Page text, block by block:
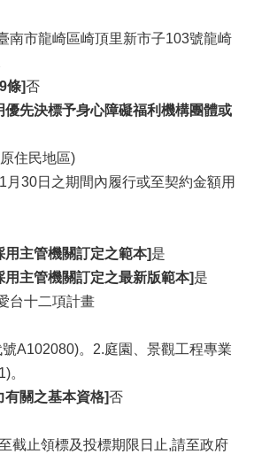
南市龍崎區崎頂里新市子103號龍崎
條]否
優先決標予身心障礙福利機構團體或
住民地區)
月30日之期間內履行或至契約金額用
用主管機關訂定之範本]是
用主管機關訂定之最新版範本]是
台十二項計畫
A102080)。2.庭園、景觀工程專業
。
有關之基本資格]否
截止領標及投標期限日止,請至政府